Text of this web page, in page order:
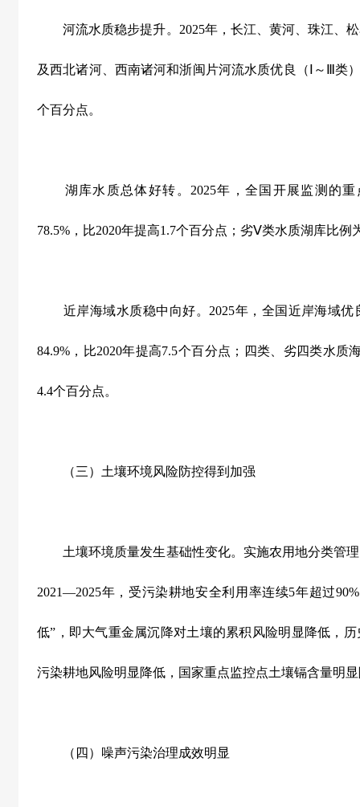
河流水质稳步提升。 2025年，长江、黄河、珠江、
及西北诸河、西南诸河和浙闽片河流水质优良（ ～ Ⅲ类
个百分点。
湖库水质总体好转。 2025年，全国开展监测的重
78.5% ，比2020年提高1.7个百分点；劣Ⅴ类水质湖库比例
近岸海域水质稳中向好。 2025年，全国近岸海域优
84.9% ，比2020年提高7.5个百分点；四类、劣四类水质
4.4个百分点。
（三）土壤环境风险防控得到加强
土壤环境质量发生基础性变化。实施农用地分类管理
2021—2025年，受污染耕地安全利用率连续5年超过90%
低” ，即大气重金属沉降对土壤的累积风险明显降低，
污染耕地风险明显降低，国家重点监控点土壤镉含量明
（四）噪声污染治理成效明显